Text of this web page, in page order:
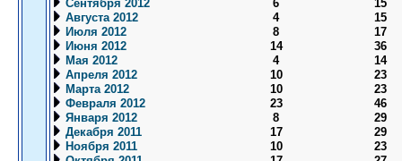
Сентября 2012
6
15
Августа 2012
4
15
Июля 2012
8
17
Июня 2012
14
36
Мая 2012
4
14
Апреля 2012
10
23
Марта 2012
10
23
Февраля 2012
23
46
Января 2012
8
29
Декабря 2011
17
29
Ноября 2011
10
23